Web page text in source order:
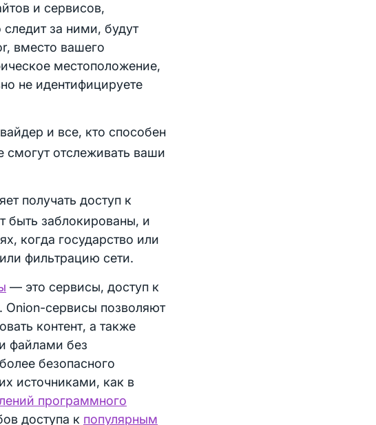
и сервисов,
за ними, будут
вместо вашего
местоположение,
не идентифицируете
и все, кто способен
отслеживать ваши
получать доступ к
быть заблокированы, и
когда государство или
фильтрацию сети.
— это сервисы, доступ к
Onion-сервисы позволяют
контент, а также
файлами без
безопасного
источниками, как в
программного
доступа к популярным